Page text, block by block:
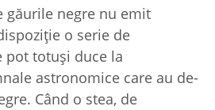
găurile negre nu emit
o serie de
pot totuși duce la
astronomice care au de-
Când o stea, de